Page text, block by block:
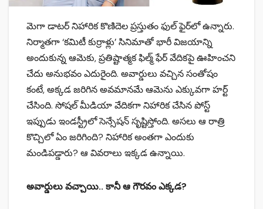
మెగా డాటర్ నిహారిక కొణిదెల ప్రస్తుతం ఫుల్ ఫైర్‌లో ఉన్నారు.
నిర్మాతగా ‘కమిటీ కుర్రాళ్లు’ సినిమాతో భారీ విజయాన్ని
అందుకున్న ఆమెకు, ప్రతిష్టాత్మక ఫిల్మ్ ఫేర్ వేదికపై ఊహించని
చేదు అనుభవం ఎదురైంది. అవార్డులు వచ్చిన సంతోషం
కంటే, అక్కడ జరిగిన అవమానమే ఆమెను ఎక్కువగా హర్ట్
చేసింది. సోషల్ మీడియా వేదికగా నిహారిక చేసిన పోస్ట్
ఇప్పుడు ఇండస్ట్రీలో సెన్సేషన్ సృష్టిస్తోంది. అసలు ఆ రాత్రి
కొచ్చిలో ఏం జరిగింది? నిహారిక అంతగా ఎందుకు
మండిపడ్డారు? ఆ వివరాలు ఇక్కడ ఉన్నాయి.
అవార్డులు వచ్చాయి.. కానీ ఆ గౌరవం ఎక్కడ?